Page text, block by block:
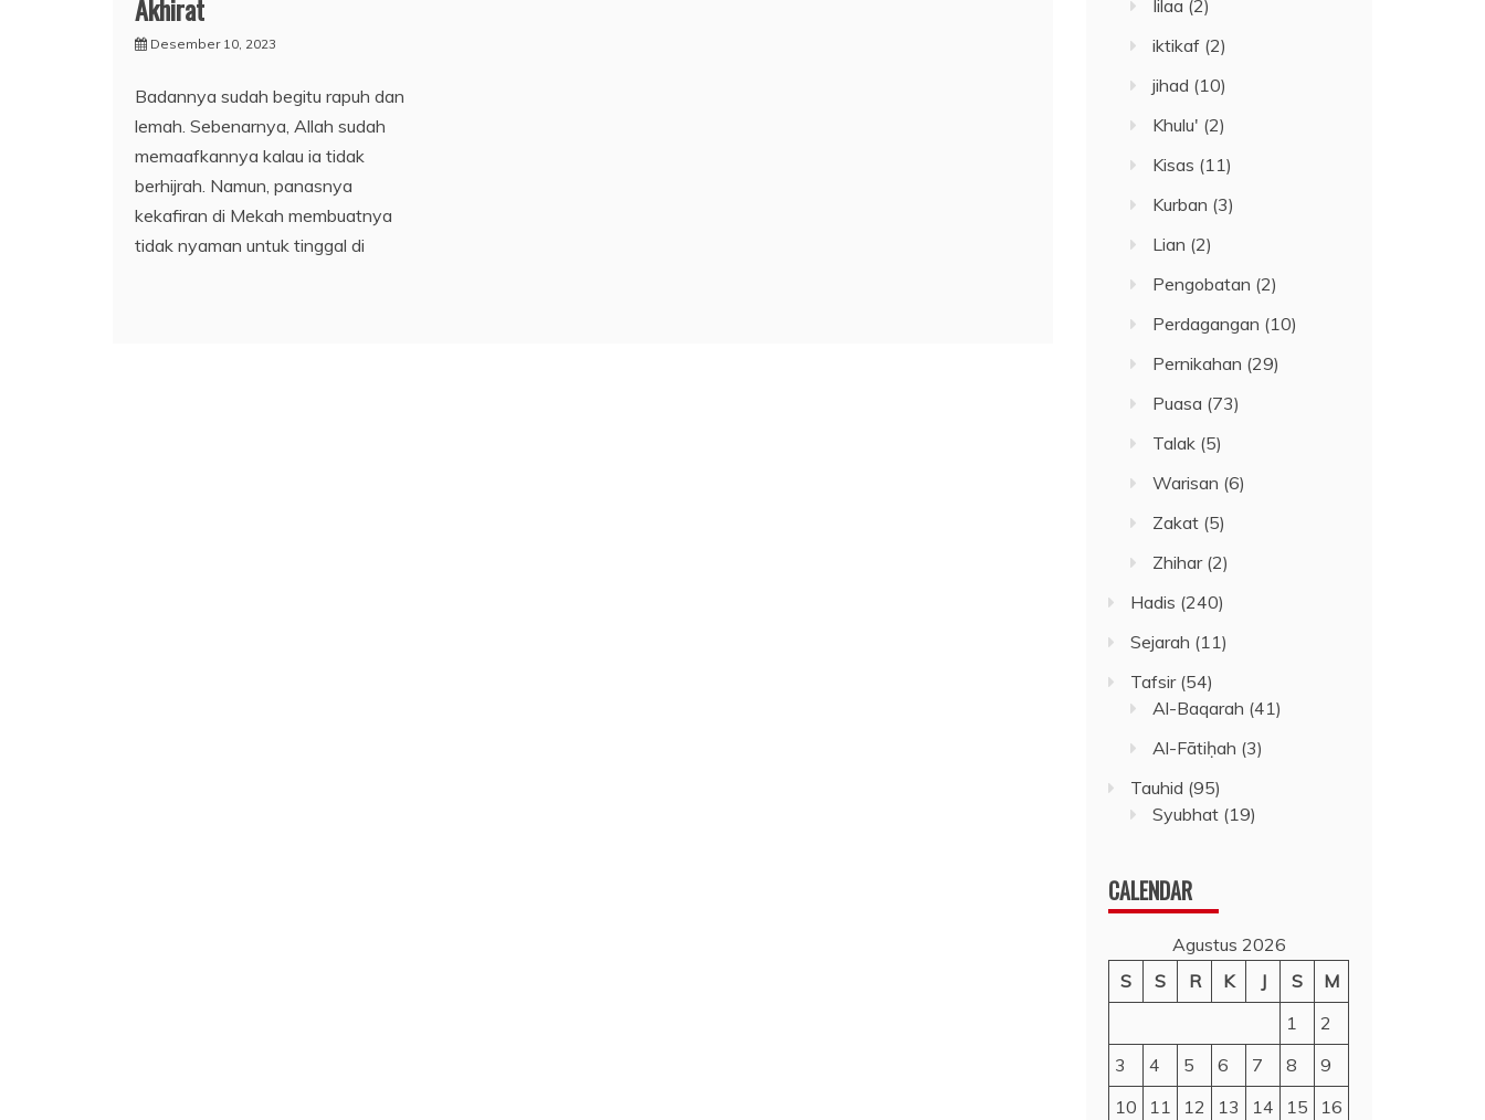
Akhirat
Desember 10, 2023
Badannya sudah begitu rapuh dan
lemah. Sebenarnya, Allah sudah
memaafkannya kalau ia tidak
berhijrah. Namun, panasnya
kekafiran di Mekah membuatnya
tidak nyaman untuk tinggal di
Iilaa (2)
iktikaf (2)
jihad (10)
Khulu' (2)
Kisas (11)
Kurban (3)
Lian (2)
Pengobatan (2)
Perdagangan (10)
Pernikahan (29)
Puasa (73)
Talak (5)
Warisan (6)
Zakat (5)
Zhihar(2)
Hadis (240)
Sejarah (11)
Tafsir(54)
Al-Baqarah (41)
Al-Fātiḥah (3)
Tauhid (95)
Syubhat (19)
CALENDAR
Agustus 2026
S
S R K J S
M
1
2
3
4 5 6 7 8
9
10
11 12 13 14 15
16